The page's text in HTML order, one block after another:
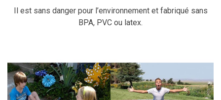
Il est sans danger pour l’environnement et fabriqué sans
BPA, PVC ou latex.